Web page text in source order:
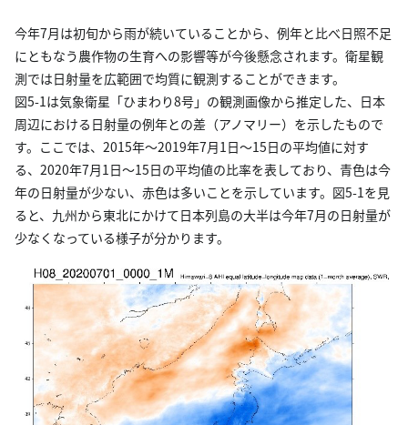
今年7月は初旬から雨が続いていることから、例年と比べ日照不足
にともなう農作物の生育への影響等が今後懸念されます。衛星観
測では日射量を広範囲で均質に観測することができます。
図5-1は気象衛星「ひまわり8号」の観測画像から推定した、日本
周辺における日射量の例年との差（アノマリー）を示したもので
す。ここでは、2015年～2019年7月1日～15日の平均値に対す
る、2020年7月1日～15日の平均値の比率を表しており、青色は今
年の日射量が少ない、赤色は多いことを示しています。図5-1を見
ると、九州から東北にかけて日本列島の大半は今年7月の日射量が
少なくなっている様子が分かります。